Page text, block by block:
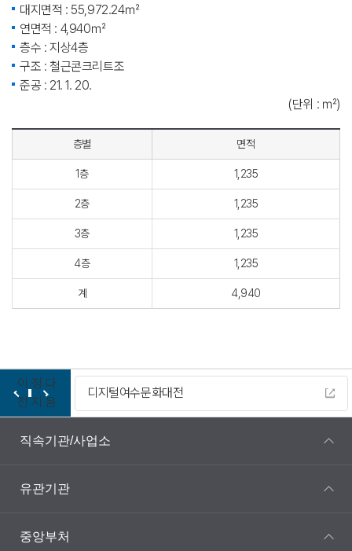
대지면적 : 55,972.24㎡
연면적 : 4,940㎡
층수 : 지상4층
구조 : 철근콘크리트조
준공 : 21. 1. 20.
(단위 : ㎡)
층별 면적
1층 1,235
2층 1,235
3층 1,235
4층 1,235
계 4,940
이
전
정
지
다
음
디지털여수문화대전
직속기관/사업소
유관기관
중앙부처